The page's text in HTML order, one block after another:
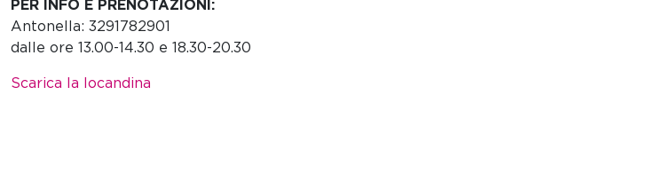
PER INFO E PRENOTAZIONI:
Antonella: 3291782901
dalle ore 13.00-14.30 e 18.30-20.30
Scarica la locandina